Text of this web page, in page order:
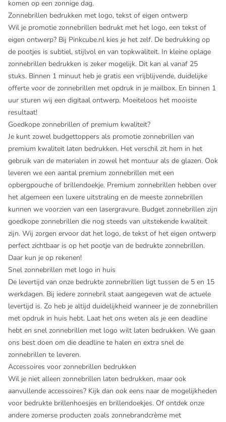
komen op een zonnige dag.
Zonnebrillen bedrukken met logo, tekst of eigen ontwerp
Wil je promotie zonnebrillen bedrukt met het logo, een tekst of
eigen ontwerp? Bij Pinkcube.nl kies je het zelf. De bedrukking op
de pootjes is subtiel, stijlvol en van topkwaliteit. In kleine oplage
zonnebrillen bedrukken is zeker mogelijk. Dit kan al vanaf 25
stuks. Binnen 1 minuut heb je gratis een vrijblijvende, duidelijke
offerte voor de zonnebrillen met opdruk in je mailbox. En binnen 1
uur sturen wij een digitaal ontwerp. Moeiteloos het mooiste
resultaat!
Goedkope zonnebrillen of premium kwaliteit?
Je kunt zowel budgettoppers als promotie zonnebrillen van
premium kwaliteit laten bedrukken. Het verschil zit hem in het
gebruik van de materialen in zowel het montuur als de glazen. Ook
leveren we een aantal premium zonnebrillen met een
opbergpouche of brillendoekje. Premium zonnebrillen hebben over
het algemeen een luxere uitstraling en de meeste zonnebrillen
kunnen we voorzien van een lasergravure. Budget zonnebrillen zijn
goedkope zonnebrillen die nog steeds van uitstekende kwaliteit
zijn. Wij zorgen ervoor dat het logo, de tekst of het eigen ontwerp
perfect zichtbaar is op het pootje van de bedrukte zonnebrillen.
Daar kun je op rekenen!
Snel zonnebrillen met logo in huis
De levertijd van onze bedrukte zonnebrillen ligt tussen de 5 en 15
werkdagen. Bij iedere zonnebril staat aangegeven wat de actuele
levertijd is. Zo heb je altijd duidelijkheid wanneer je de zonnebrillen
met opdruk in huis hebt. Laat het ons weten als je een deadline
hebt en snel zonnebrillen met logo wilt laten bedrukken. We gaan
ons best doen om die deadline te halen en extra snel de
zonnebrillen te leveren.
Accessoires voor zonnebrillen bedrukken
Wil je niet alleen zonnebrillen laten bedrukken, maar ook
aanvullende accessoires? Kijk dan ook eens naar de mogelijkheden
voor bedrukte brillenhoesjes en brillendoekjes. Of ontdek onze
andere zomerse producten zoals zonnebrandcrème met